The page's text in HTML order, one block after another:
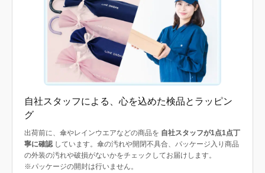
自社スタッフによる、心を込めた検品とラッピン
グ
出荷前に、傘やレインウエアなどの商品を 自社スタッフが1点1点丁
寧に確認しています。傘の汚れや開閉不具合、パッケージ入り商品
の外装の汚れや破損がないかをチェックしてお届けします。
※パッケージの開封は行いません。